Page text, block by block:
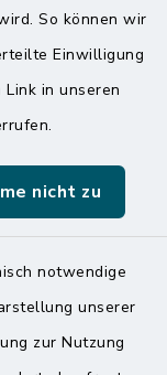
So können wir
Einwilligung
in unseren
nicht zu
notwendige
unserer
zur Nutzung